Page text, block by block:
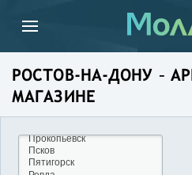
РОСТОВ-НА-ДОНУ –
МАГАЗИНЕ